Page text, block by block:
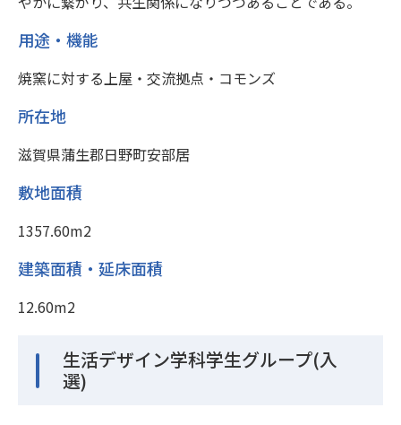
用途・機能
焼窯に対する上屋・交流拠点・コモンズ
所在地
滋賀県蒲生郡日野町安部居
敷地面積
1357.60m2
建築面積・延床面積
12.60m2
生活デザイン学科学生グループ(入
選)